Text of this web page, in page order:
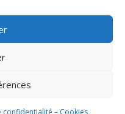
confidentialité – Cookies